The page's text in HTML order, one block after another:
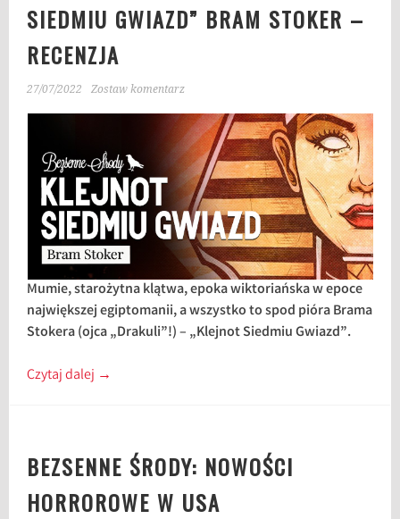
SIEDMIU GWIAZD” BRAM STOKER –
RECENZJA
27/07/2022 Zostaw komentarz
Mumie, starożytna klątwa, epoka wiktoriańska w epoce
największej egiptomanii, a wszystko to spod pióra Brama
Stokera (ojca „Drakuli”!) – „Klejnot Siedmiu Gwiazd”.
Czytaj dalej →
BEZSENNE ŚRODY: NOWOŚCI
HORROROWE W USA